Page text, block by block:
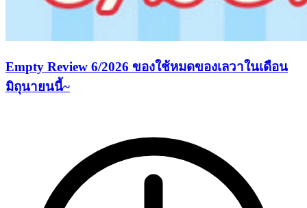
Empty Review 6/2026 ของใช้หมดของเลวาในเดือน
มิถุนายนนี้~